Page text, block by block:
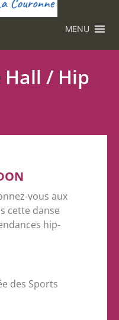
MENU
Hall / Hip
vous aux
cette danse
hip-
des Sports